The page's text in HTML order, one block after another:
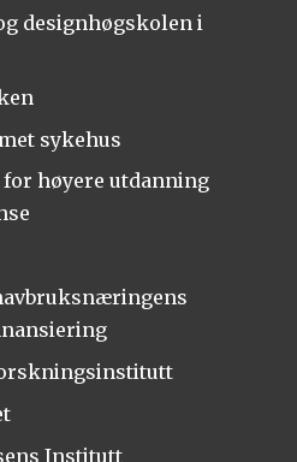
designhøgskolen i
sykehus
høyere utdanning
Institutt